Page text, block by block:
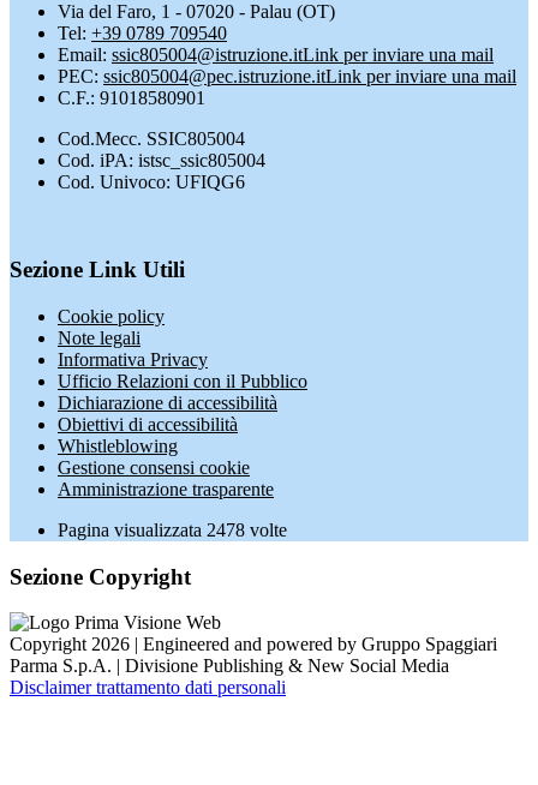
Via del Faro, 1 - 07020 - Palau (OT)
Tel: +39 0789 709540
Email: ssic805004@istruzione.itLink per inviare una mail
PEC: ssic805004@pec.istruzione.itLink per inviare una mail
C.F.: 91018580901
Cod.Mecc. SSIC805004
Cod. iPA: istsc_ssic805004
Cod. Univoco: UFIQG6
Sezione Link Utili
Cookie policy
Note legali
Informativa Privacy
Ufficio Relazioni con il Pubblico
Dichiarazione di accessibilità
Obiettivi di accessibilità
Whistleblowing
Gestione consensi cookie
Amministrazione trasparente
Pagina visualizzata 2478 volte
Sezione Copyright
Copyright 2026 | Engineered and powered by Gruppo Spaggiari
Parma S.p.A. | Divisione Publishing & New Social Media
Disclaimer trattamento dati personali